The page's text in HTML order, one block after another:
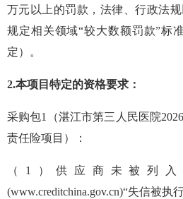
万元以上的罚款，法律、行政法
规定相关领域“较大数额罚款”标
定）。
2.本项目特定的资格要求：
采购包1 （湛江市第三人民医院
责任险项目 ）：
（ 1 ）供应商未被列入
(www.creditchina.gov.cn)“失信被执